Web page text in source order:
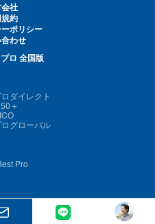
社
約
ポリシー
わせ
ロ 全国版
ダイレクト
＋
グローバル
Pro